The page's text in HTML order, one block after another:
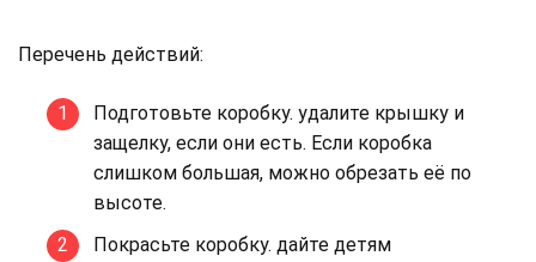
Перечень действий:
Подготовьте коробку. удалите крышку и
защелку, если они есть. Если коробка
слишком большая, можно обрезать её по
высоте.
Покрасьте коробку. дайте детям